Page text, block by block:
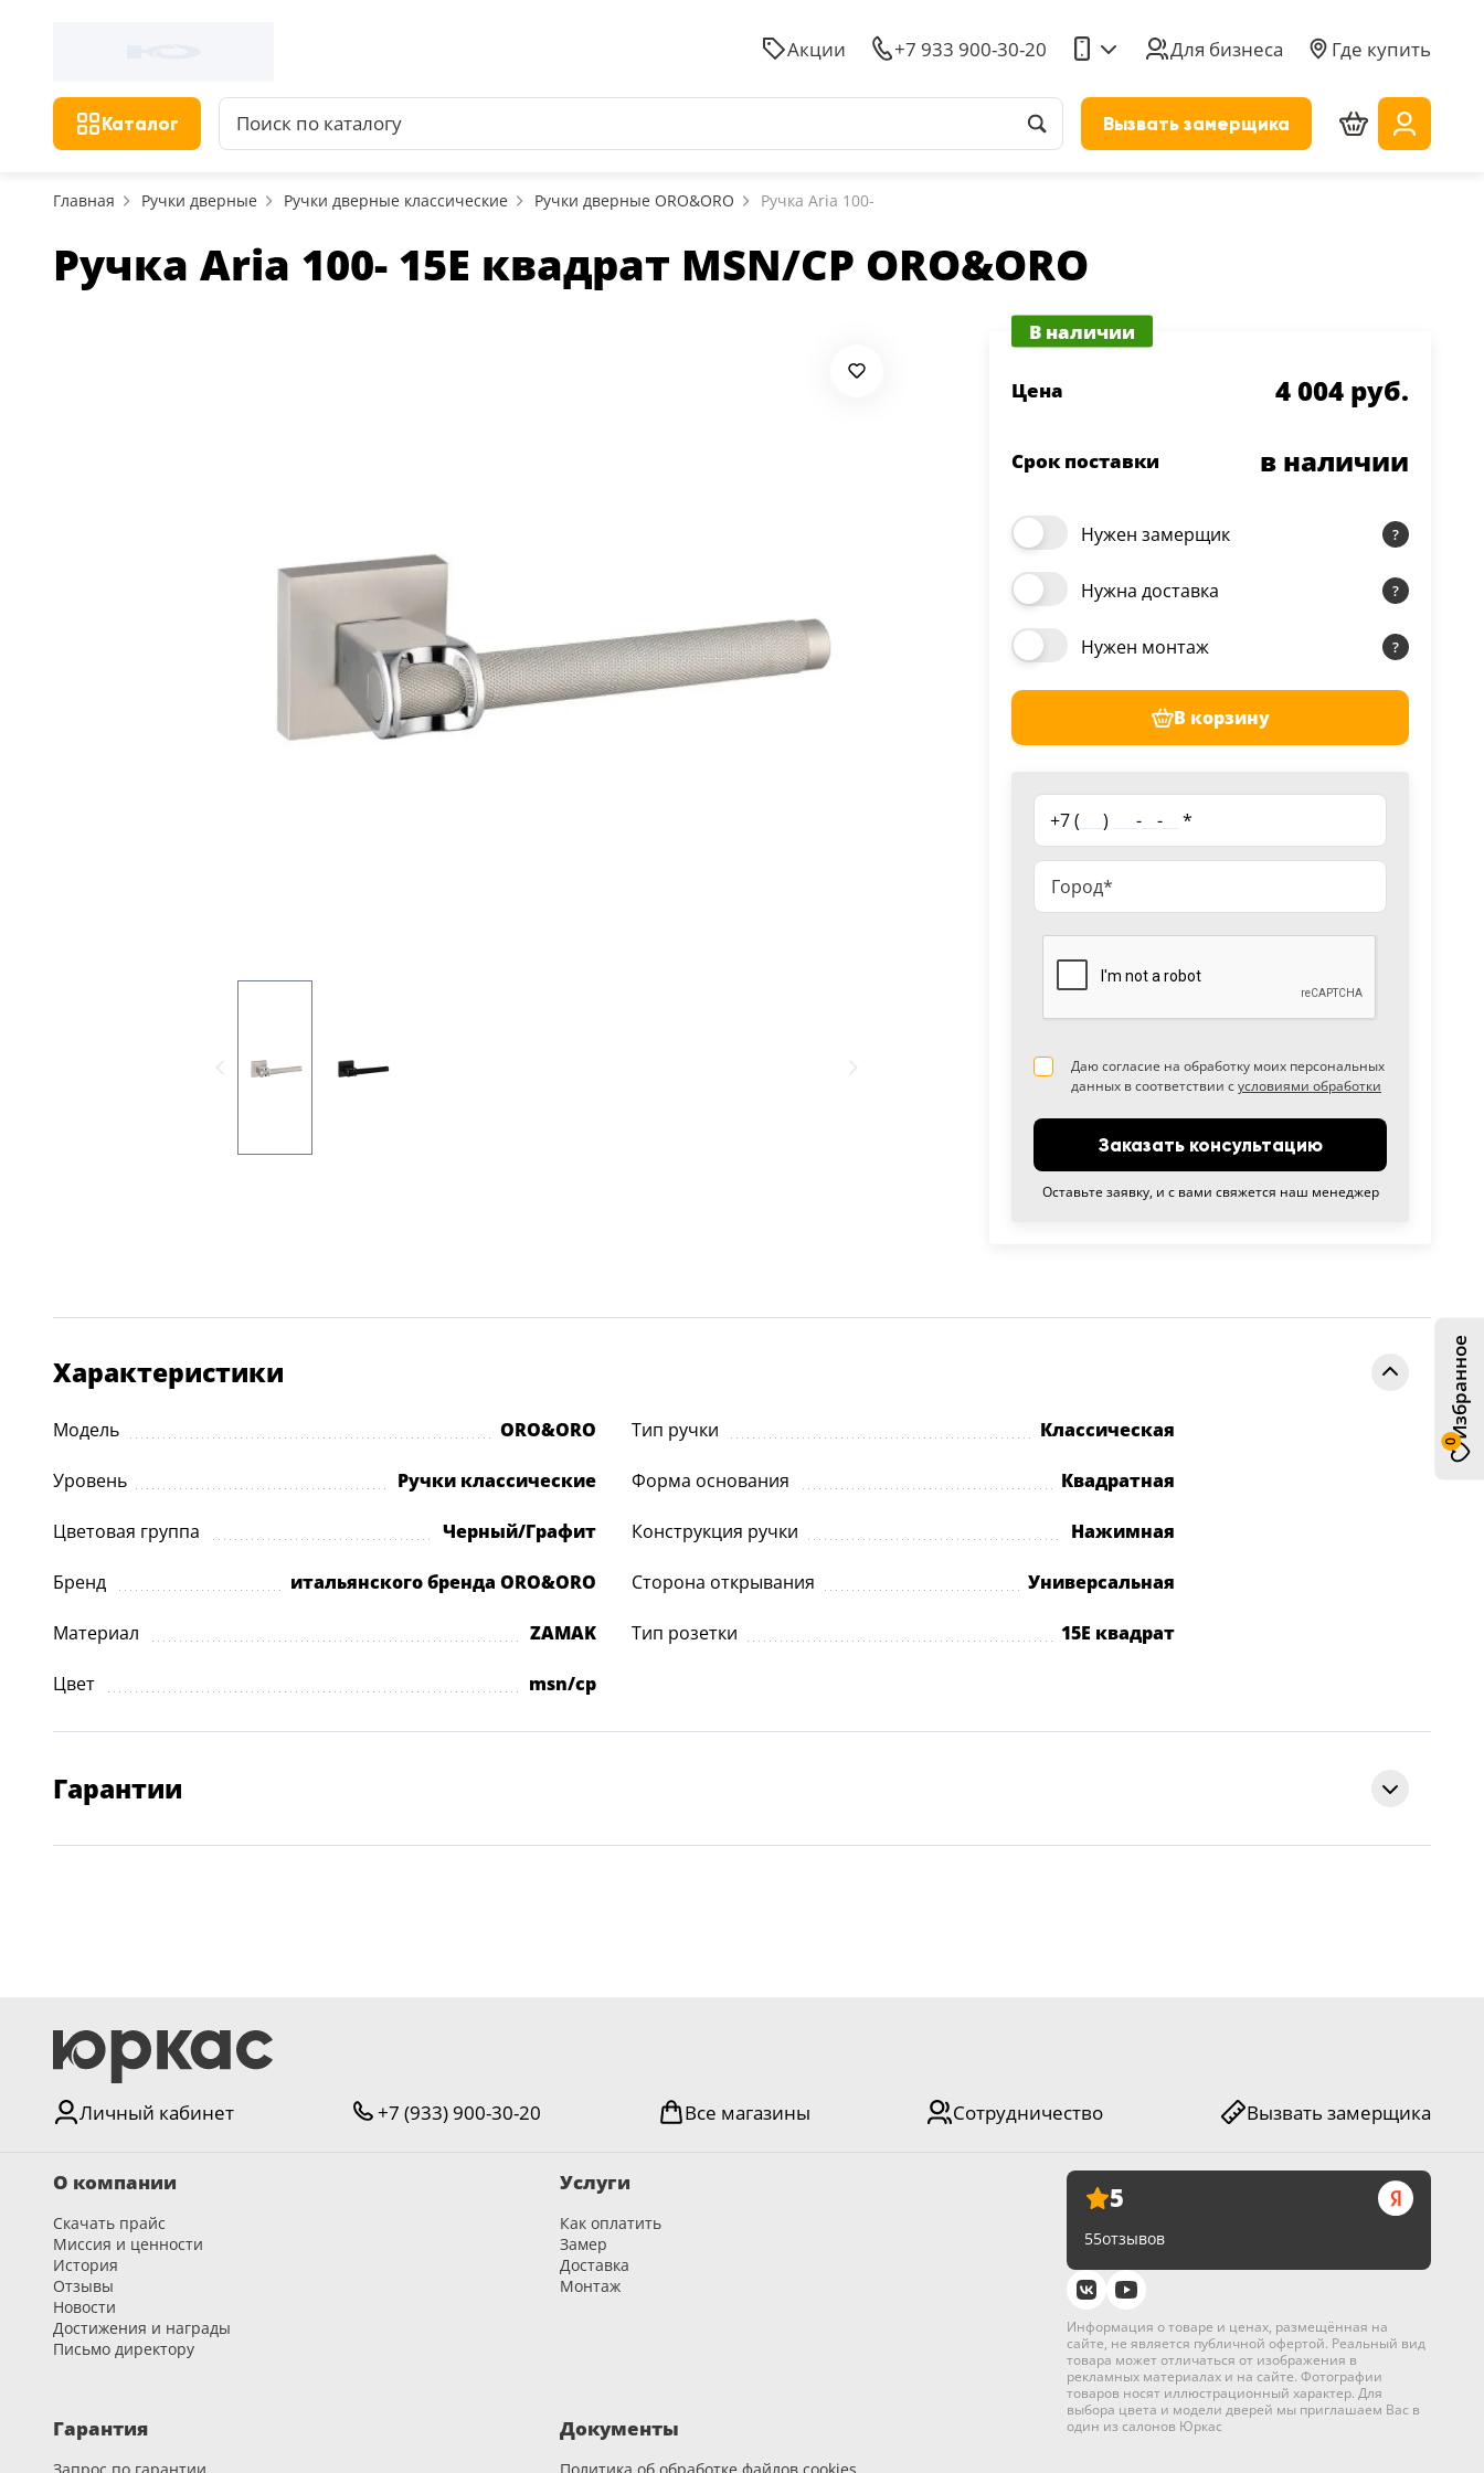
Каталог Вызвать замерщика
Акции +7 933 900-30-20 Для бизнеса Где купить
0
Избранное
Главная Ручки дверные Ручки дверные классические Ручки дверные ORO&ORO Ручка Aria 100-
Ручка Aria 100- 15E квадрат MSN/CP ORO&ORO
В наличии
Цена 4 004 руб.
Срок поставки в наличии
Нужен замерщик
Нужна доставка
Нужен монтаж
В корзину
+7 ( ) - - *
Даю согласие на обработку моих персональных
данных в соответствии сусловиями обработки
Заказать консультацию
Оставьте заявку, и с вами свяжется наш менеджер
Характеристики
Модель ORO&ORO
Уровень Ручки классические
Цветовая группа Черный/Графит
Бренд итальянского бренда ORO&ORO
Материал ZAMAK
Цвет msn/cp
Тип ручки Классическая
Форма основания Квадратная
Конструкция ручки Нажимная
Сторона открывания Универсальная
Тип розетки 15E квадрат
Гарантии
Личный кабинет +7 (933) 900-30-20 Все магазины Сотрудничество Вызвать замерщика
5
55отзывов
Информация о товаре и ценах, размещённая на
сайте, не является публичной офертой. Реальный вид
товара может отличаться от изображения в
рекламных материалах и на сайте. Фотографии
товаров носят иллюстрационный характер. Для
выбора цвета и модели дверей мы приглашаем Вас в
один из салонов Юркас
О компании
Скачать прайс
Миссия и ценности
История
Отзывы
Новости
Достижения и награды
Письмо директору
Услуги
Как оплатить
Замер
Доставка
Монтаж
Гарантия Документы